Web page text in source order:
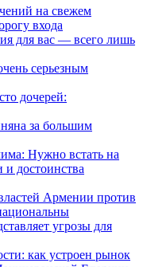
на свежем
входа
для вас — всего лишь
серьезным
дочерей:
за большим
Нужно встать на
достоинства
Армении против
угрозы для
как устроен рынок